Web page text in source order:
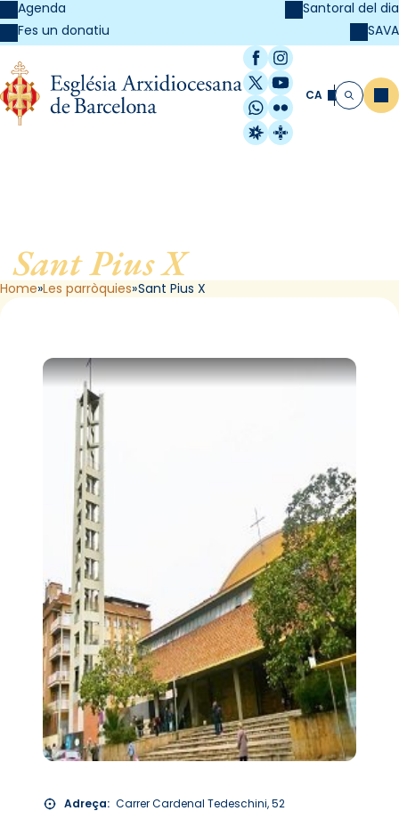
Agenda
Fes un donatiu
Santoral del dia
SAVA
Facebook
Instagram
X / Twitter
YouTube
WhatsApp
Flickr
Radio Estel
Catalunya
CA Cerca
Sant Pius X, de Barcelona
Home Les parròquies Sant Pius X
Adreça: Carrer Cardenal Tedeschini, 52